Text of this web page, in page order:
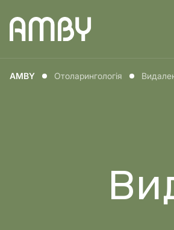
Медицина для
AMBY Отоларингологія